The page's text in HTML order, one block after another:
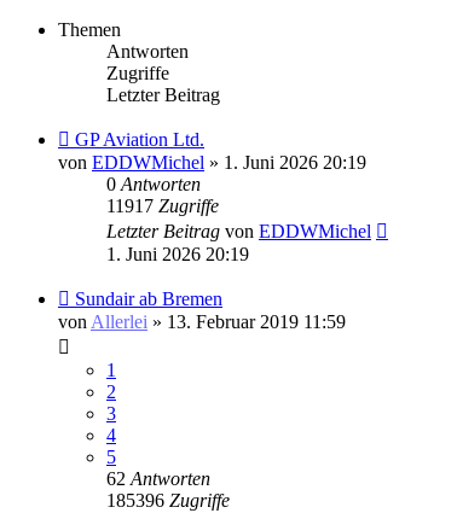
Themen
Antworten
Zugriffe
Letzter Beitrag
GP Aviation Ltd.
von EDDWMichel » 1. Juni 2026 20:19
0 Antworten
11917 Zugriffe
Letzter Beitrag von EDDWMichel
1. Juni 2026 20:19
Sundair ab Bremen
von Allerlei » 13. Februar 2019 11:59
1
2
3
4
5
62 Antworten
185396 Zugriffe